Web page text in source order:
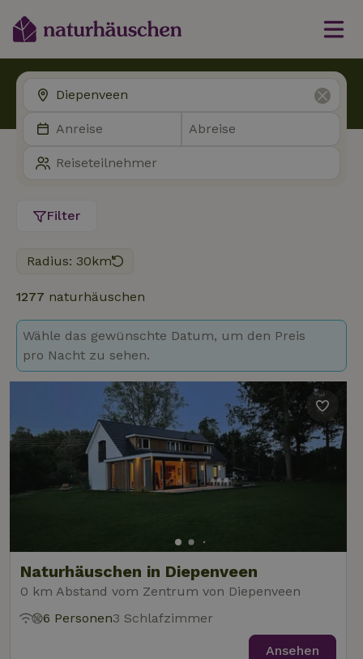
Filter
Radius: 30km
1277 naturhäuschen
Wähle das gewünschte Datum, um den Preis
pro Nacht zu sehen.
Naturhäuschen in Diepenveen
0 km Abstand vom Zentrum von Diepenveen
6 Personen3 Schlafzimmer
Ansehen